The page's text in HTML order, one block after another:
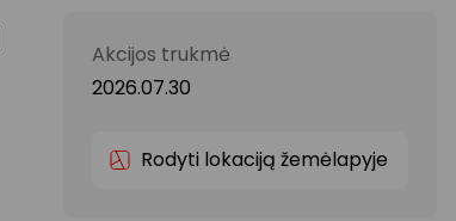
Akcijos trukmė
2026.07.30
Rodyti lokaciją žemėlapyje